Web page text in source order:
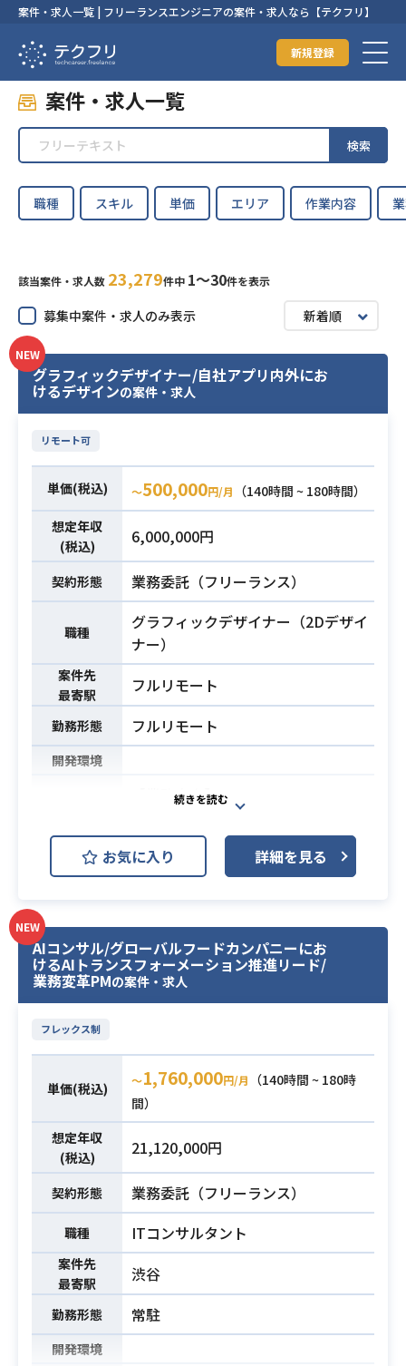
案件・求人一覧 | フリーランスエンジニアの案件・求人なら【テクフリ】
新規登録
案件・求人一覧
検索
職種 スキル 単価 エリア 作業内容
該当案件・求人数 23,279件中 1〜30件を表示
募集中案件・求人のみ表示 新着順
NEW
グラフィックデザイナー/自社アプリ内外にお
けるデザインの案件・求人
リモート可
単価(税込) 〜500,000円/月
（140時間 ~ 180時間）
想定年収
(税込)
6,000,000円
契約形態 業務委託（フリーランス）
職種
グラフィックデザイナー（2Dデザイ
ナー）
案件先
最寄駅
フルリモート
勤務形態 フルリモート
開発環境
業務内容
【業務内容】
アプリ内外のイベントやキャンペー
ンにおけるバナーやグッズなど、各
種クリエイティブ制作を担当いただ
す。
・イベントやキャンペーンにおける
広告・プロモーション用クリエイテ
ィブの制作
・アクリルスタンド等
・制作進行・PdMチームとの連携に
必須スキル
・Slack等のチャットツールを用いた
業務経験、およびリモートでの業務
経験
・Photoshop、Illustratorを用いた
実務経験
・バナーなど各種グラフィックデザ
インの実務経験
・グラフィックデザインに基づく入
お気に入り 詳細を見る
NEW
AIコンサル/グローバルフードカンパニーにお
けるAIトランスフォーメーション推進リード/
業務変革PMの案件・求人
フレックス制
単価(税込) 〜1,760,000円/月
（140時間 ~ 180時
間）
想定年収
(税込)
21,120,000円
契約形態 業務委託（フリーランス）
職種 ITコンサルタント
案件先
最寄駅
渋谷
勤務形態 常駐
開発環境